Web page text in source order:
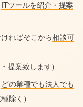
ITツールを紹介・提案
ればそこから相談可
提案致します）
どの業種でも法人でも
除く）